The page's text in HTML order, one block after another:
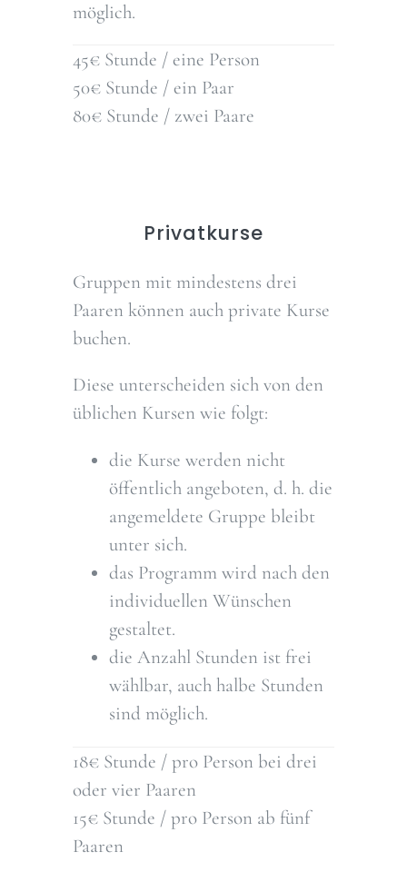
möglich.
45€ Stunde / eine Person
50€ Stunde / ein Paar
80€ Stunde / zwei Paare
Privatkurse
Gruppen mit mindestens drei
Paaren können auch private Kurse
buchen.
Diese unterscheiden sich von den
üblichen Kursen wie folgt:
die Kurse werden nicht
öffentlich angeboten, d. h. die
angemeldete Gruppe bleibt
unter sich.
das Programm wird nach den
individuellen Wünschen
gestaltet.
die Anzahl Stunden ist frei
wählbar, auch halbe Stunden
sind möglich.
18€ Stunde / pro Person bei drei
oder vier Paaren
15€ Stunde / pro Person ab fünf
Paaren